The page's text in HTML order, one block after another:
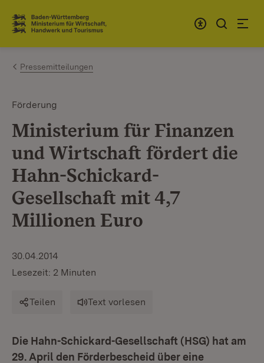
Zum Inhalt springen
Link zur Startseite
Pressemitteilungen
Förderung
Ministerium für Finanzen
und Wirtschaft fördert die
Hahn-Schickard-
Gesellschaft mit 4,7
Millionen Euro
30.04.2014
Lesezeit: 2 Minuten
Teilen Text vorlesen
Die Hahn-Schickard-Gesellschaft (HSG) hat am
29. April den Förderbescheid über eine